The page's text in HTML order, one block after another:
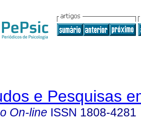
e Pesquisas
On-line ISSN 1808-4281